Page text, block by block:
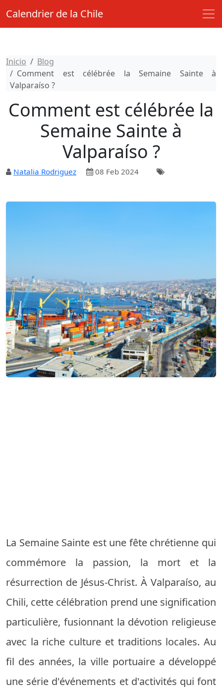
Calendrier de la Chile
Inicio
Blog
Comment est célébrée la Semaine Sainte à
Valparaíso ?
Comment est célébrée la
Semaine Sainte à
Valparaíso ?
Natalia Rodriguez 08 Feb 2024
La Semaine Sainte est une fête chrétienne qui
commémore la passion, la mort et la
résurrection de Jésus-Christ. À Valparaíso, au
Chili, cette célébration prend une signification
particulière, fusionnant la dévotion religieuse
avec la riche culture et traditions locales. Au
fil des années, la ville portuaire a développé
une série d'événements et d'activités qui font